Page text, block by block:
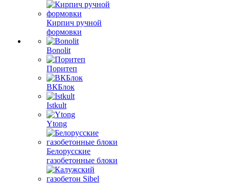
Кирпич ручной
формовки
Bonolit
Поритеп
ВКБлок
Istkult
Ytong
Белорусские
газобетонные блоки